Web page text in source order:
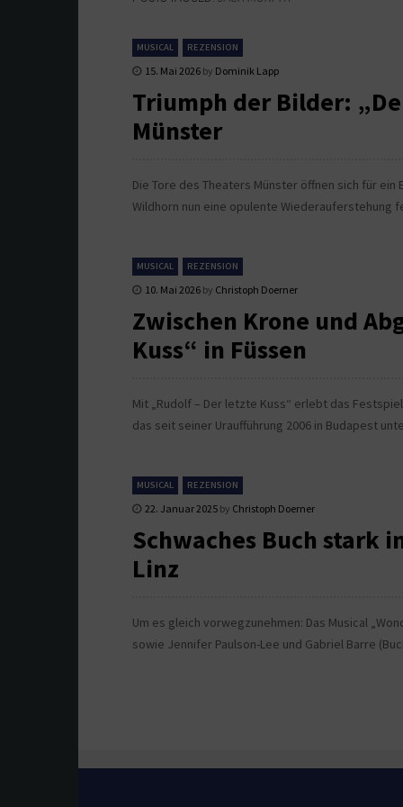
MUSICAL REZENSION
15. Mai 2026 by Dominik Lapp
Triumph der Bilder:
Münster
Die Tore des Theaters Münster öffnen sich für
Wildhorn nun eine opulente Wiederauferstehung
MUSICAL REZENSION
10. Mai 2026 by Christoph Doerner
Zwischen Krone und
Kuss“ in Füssen
Mit „Rudolf – Der letzte Kuss“ erlebt das
das seit seiner Uraufführung 2006 in Budapest
MUSICAL REZENSION
22. Januar 2025 by Christoph Doerner
Schwaches Buch stark
Linz
Um es gleich vorwegzunehmen: Das Musical
sowie Jennifer Paulson-Lee und Gabriel Barre